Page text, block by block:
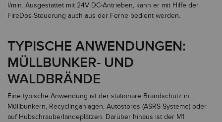
l/min. Ausgestattet mit 24V DC-Antrieben, kann er mit Hilfe der
FireDos-Steuerung auch aus der Ferne bedient werden.
TYPISCHE ANWENDUNGEN:
MÜLLBUNKER- UND
WALDBRÄNDE
Eine typische Anwendung ist der stationäre Brandschutz in
Müllbunkern, Recyclinganlagen, Autostores (ASRS-Systeme) oder
auf Hubschrauberlandeplätzen. Darüber hinaus ist der M1
Jetzt anmelden